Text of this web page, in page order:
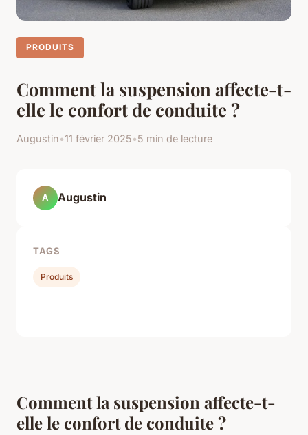
PRODUITS
Comment la suspension affecte-t-
elle le confort de conduite ?
Augustin•11 février 2025•5 min de lecture
Comment la suspension affecte-t-
elle le confort de conduite ?
A Augustin
TAGS
Produits